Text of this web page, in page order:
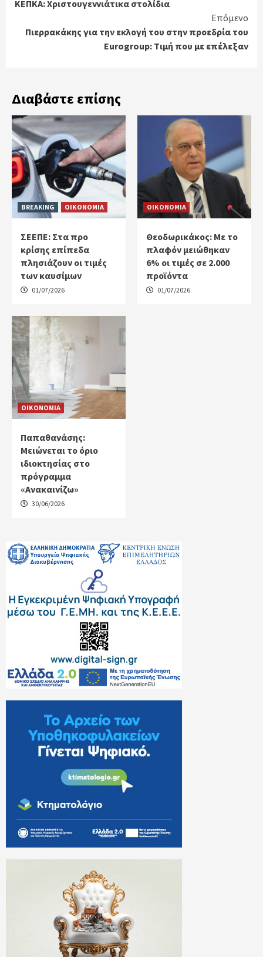
Reading
ΚΕΠΚΑ: Χριστουγεννιάτικα στολίδια
Επόμενο
Πιερρακάκης για την εκλογή του στην προεδρία του
Eurogroup: Tιμή που με επέλεξαv
Διαβάστε επίσης
BREAKING ΟΙΚΟΝΟΜΙΑ
ΣΕΕΠΕ: Στα προ
κρίσης επίπεδα
πλησιάζουν οι τιμές
των καυσίμων
01/07/2026
ΟΙΚΟΝΟΜΙΑ
Θεοδωρικάκος: Με το
πλαφόν μειώθηκαν
6% οι τιμές σε 2.000
προϊόντα
01/07/2026
ΟΙΚΟΝΟΜΙΑ
Παπαθανάσης:
Μειώνεται το όριο
ιδιοκτησίας στο
πρόγραμμα
«Ανακαινίζω»
30/06/2026